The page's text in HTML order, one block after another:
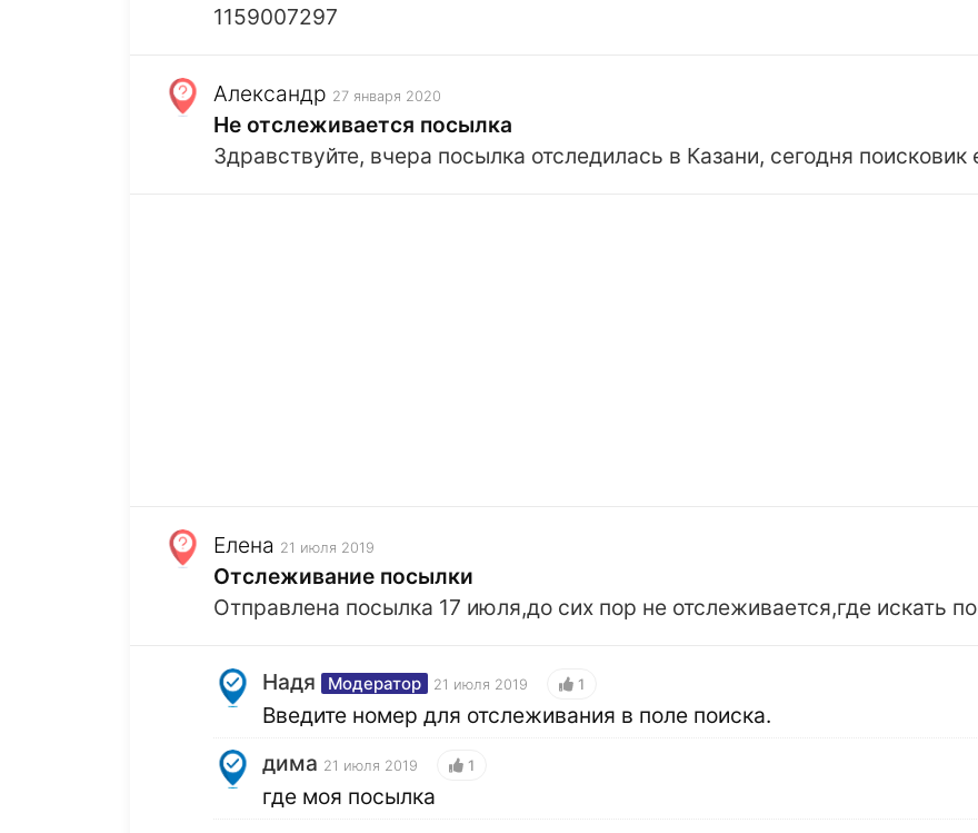
1159007297
Александр 27 января 2020
Не отслеживается посылка
Здравствуйте, вчера посылка отследилась в Казани, сегодня поисковик
Елена 21 июля 2019
Отслеживание посылки
Отправлена посылка 17 июля,до сих пор не отслеживается,где искать
Надя Модератор 21 июля 2019 1
Введите номер для отслеживания в поле поиска.
дима 21 июля 2019 1
где моя посылка